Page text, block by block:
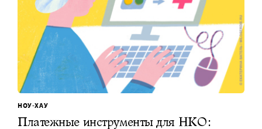
НОУ-ХАУ
Платежные инструменты для НКО: